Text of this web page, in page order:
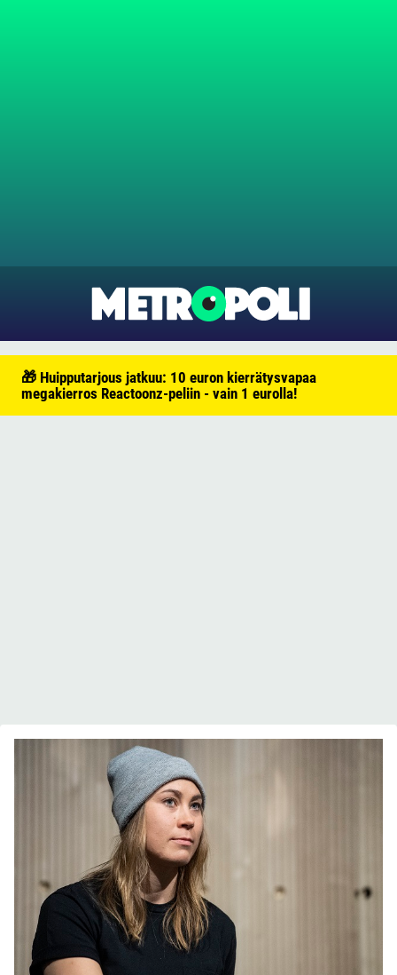
🎁 Huipputarjous jatkuu: 10 euron kierrätysvapaa
megakierros Reactoonz-peliin - vain 1 eurolla!